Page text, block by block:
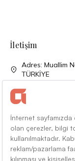
İletişim
Adres: Muallim
TÜRKİYE
Telefon: + 90
Telefon: + 90
Faks: + 90 (212)
Mail: